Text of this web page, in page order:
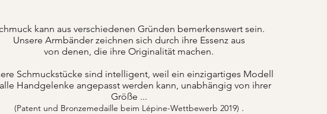
kann aus verschiedenen Gründen bemerkenswert sein.
Unsere Armbänder zeichnen sich durch ihre Essenz aus
von denen, die ihre Originalität machen.
Schmuckstücke sind intelligent, weil ein einzigartiges Modell
Handgelenke angepasst werden kann, unabhängig von ihrer
Größe ...
(Patent und Bronzemedaille beim Lépine-Wettbewerb 2019) .